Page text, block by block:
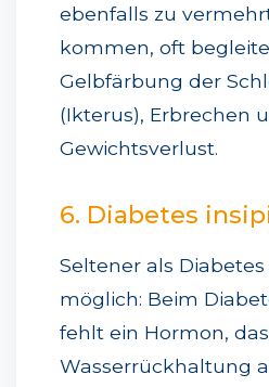
ebenfalls zu
kommen, oft
Gelbfärbung der
(Ikterus), Erbrechen
Gewichtsverlust.
6. Diabetes
Seltener als
möglich: Beim
fehlt ein Hormon,
Wasserrückhaltung